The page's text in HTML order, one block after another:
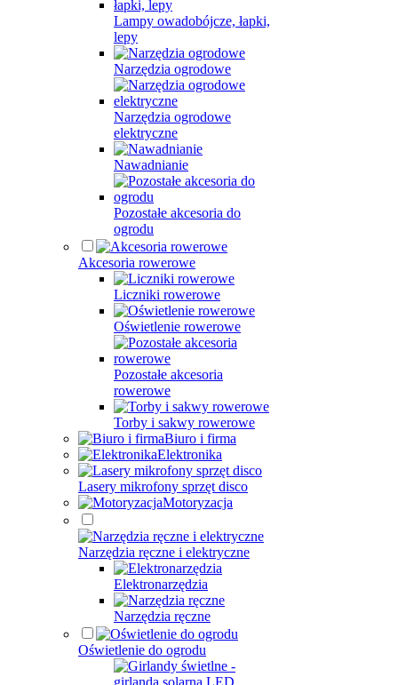
Lampy owadobójcze, łapki,
lepy
Narzędzia ogrodowe
Narzędzia ogrodowe
elektryczne
Nawadnianie
Pozostałe akcesoria do
ogrodu
Akcesoria rowerowe
Liczniki rowerowe
Oświetlenie rowerowe
Pozostałe akcesoria
rowerowe
Torby i sakwy rowerowe
Biuro i firma
Elektronika
Lasery mikrofony sprzęt disco
Motoryzacja
Narzędzia ręczne i elektryczne
Elektronarzędzia
Narzędzia ręczne
Oświetlenie do ogrodu